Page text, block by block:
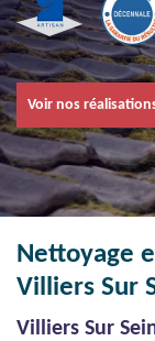
Voir nos
Nettoyage
Villiers Sur
Villiers Sur